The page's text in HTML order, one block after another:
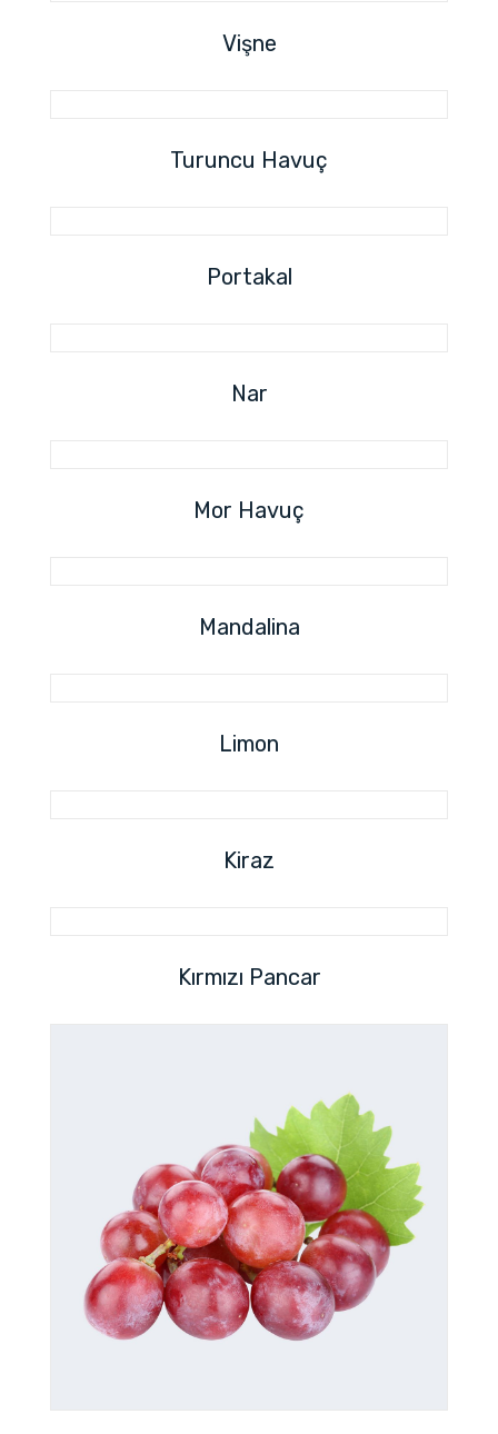
Vişne
Turuncu Havuç
Portakal
Nar
Mor Havuç
Mandalina
Limon
Kiraz
Kırmızı Pancar